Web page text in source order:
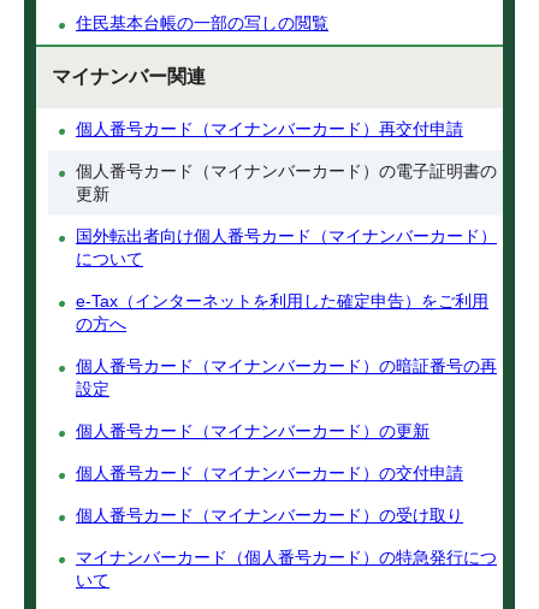
住民基本台帳の一部の写しの閲覧
マイナンバー関連
個人番号カード（マイナンバーカード）再交付申請
個人番号カード（マイナンバーカード）の電子証明書の
更新
国外転出者向け個人番号カード（マイナンバーカード）
について
e-Tax（インターネットを利用した確定申告）をご利用
の方へ
個人番号カード（マイナンバーカード）の暗証番号の再
設定
個人番号カード（マイナンバーカード）の更新
個人番号カード（マイナンバーカード）の交付申請
個人番号カード（マイナンバーカード）の受け取り
マイナンバーカード（個人番号カード）の特急発行につ
いて